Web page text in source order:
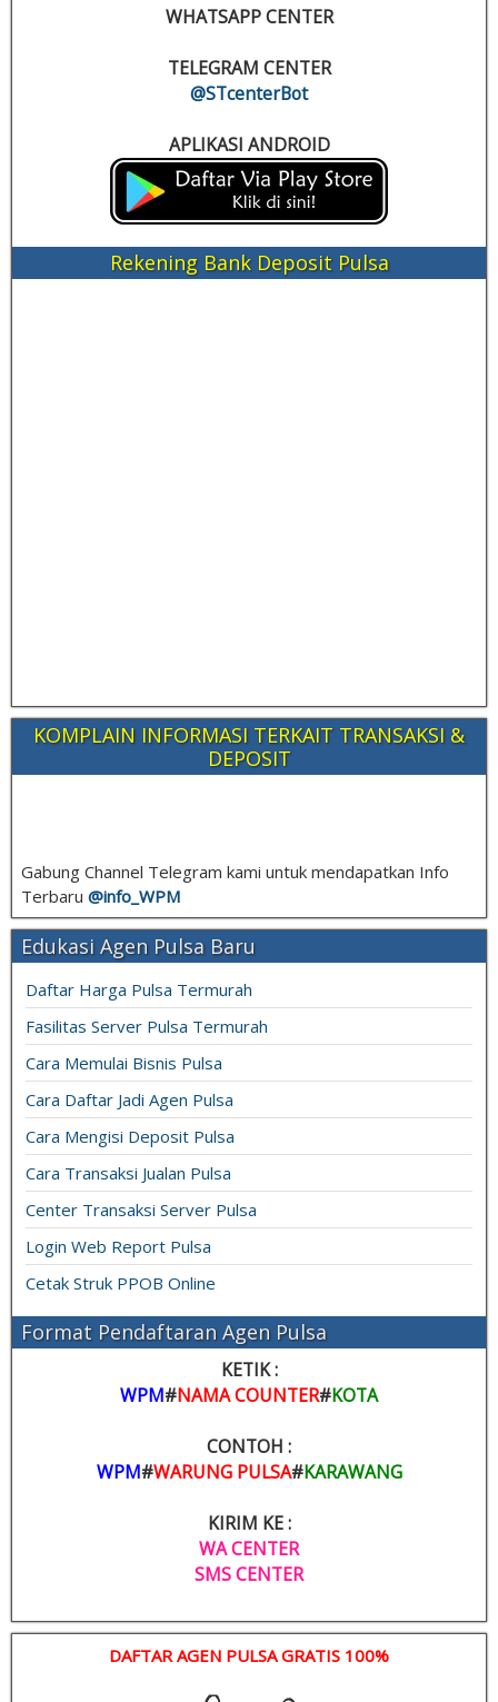
WHATSAPP CENTER
TELEGRAM CENTER
@STcenterBot
APLIKASI ANDROID
Rekening Bank Deposit Pulsa
KOMPLAIN INFORMASI TERKAIT TRANSAKSI &
DEPOSIT
Gabung Channel Telegram kami untuk mendapatkan Info
Terbaru @info_ WPM
Edukasi Agen Pulsa Baru
Daftar Harga Pulsa Termurah
Fasilitas Server Pulsa Termurah
Cara Memulai Bisnis Pulsa
Cara Daftar Jadi Agen Pulsa
Cara Mengisi Deposit Pulsa
Cara Transaksi Jualan Pulsa
Center Transaksi Server Pulsa
Login Web Report Pulsa
Cetak Struk PPOB Online
Format Pendaftaran Agen Pulsa
KETIK :
WPM#NAMA COUNTER#KOTA
CONTOH :
WPM#WARUNG PULSA#KARAWANG
KIRIM KE :
WA CENTER
SMS CENTER
DAFTAR AGEN PULSA GRATIS 100%